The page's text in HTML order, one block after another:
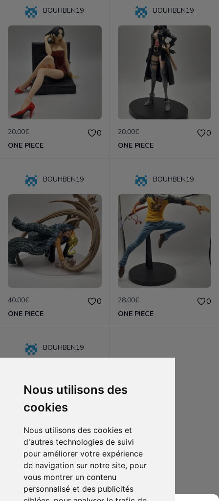
Nous utilisons des
cookies
Nous utilisons des cookies et
d'autres technologies de suivi
pour améliorer votre expérience
de navigation sur notre site, pour
vous montrer un contenu
personnalisé et des publicités
BOUHBEN19
20.00€ 0
ONE PIECE
BOUHBEN19
20.00€ 0
ONE PIECE
BOUHBEN19
40.00€ 0
ONE PIECE
BOUHBEN19
28.00€ 0
ONE PIECE
BOUHBEN19
28.00€ 0
QPOSKET